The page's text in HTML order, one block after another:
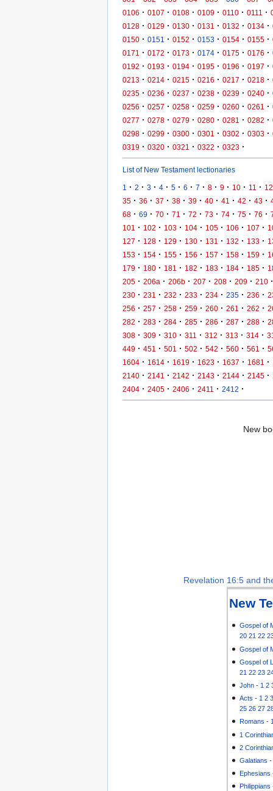
0106 · 0107 · 0108 · 0109 · 0110 · 0111 ·
0128 · 0129 · 0130 · 0131 · 0132 · 0134 ·
0150 · 0151 · 0152 · 0153 · 0154 · 0155 ·
0171
· 0172 · 0173 · 0174 · 0175 · 0176 ·
0192 · 0193 · 0194 · 0195 · 0196 · 0197 ·
0213 · 0214 · 0215 · 0216 · 0217 · 0218 ·
0235 · 0236 · 0237 · 0238 · 0239 · 0240 ·
0256 · 0257 · 0258 · 0259 · 0260 · 0261 ·
0277 · 0278 · 0279 · 0280 · 0281 · 0282 ·
0298 · 0299 · 0300 · 0301 · 0302 · 0303 ·
0319 · 0320 · 0321 · 0322 · 0323 ·
List of New Testament lectionaries
1 · 2 · 3 · 4 · 5 · 6 · 7 · 8 · 9 · 10 · 11 · 12
35 · 36 · 37 · 38 · 39 · 40 · 41 · 42 · 43 ·
68 · 69 · 70 · 71 · 72 · 73 · 74 · 75 · 76 ·
101
· 102 · 103 · 104 · 105 · 106 · 107 ·
127 · 128 · 129 · 130 · 131 · 132 · 133 ·
153 · 154 · 155 · 156 · 157 · 158 · 159 ·
179 · 180 · 181 · 182 · 183 · 184 · 185 ·
205 · 206a · 206b · 207 · 208 · 209 · 210 ·
230 · 231 · 232 · 233 · 234 · 235 · 236 ·
256 · 257 · 258 · 259 · 260 · 261 · 262 ·
282 · 283 · 284 · 285 · 286 · 287 · 288 ·
308 · 309 · 310 · 311 · 312 · 313 · 314 ·
449 · 451 · 501 · 502 · 542 · 560 · 561 ·
1604 · 1614 · 1619 · 1623 · 1637 · 1681 ·
2140 · 2141 · 2142 · 2143 · 2144 · 2145 ·
2404 · 2405 · 2406 · 2411 · 2412 ·
New
Revelation 16:5 and
New
Gospel of
20 21 22
Gospel of
Gospel of
21 22 23
John - 1 2
Acts - 1 2
25 26 27
Romans -
1
2
Galatians
Ephesians
Philippians